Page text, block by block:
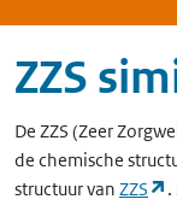
ZZS
De ZZS (Zeer
de chemische
structuur van ZZS
.